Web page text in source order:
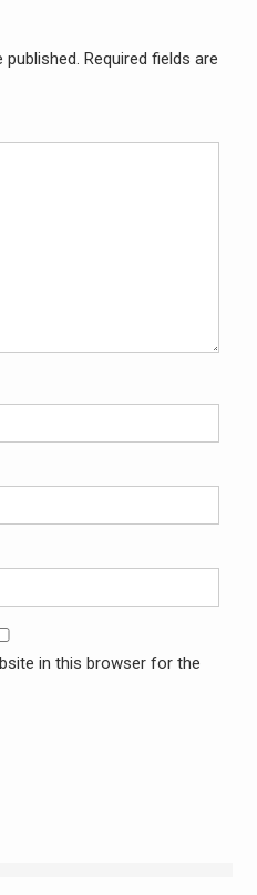
published. Required fields are
in this browser for the